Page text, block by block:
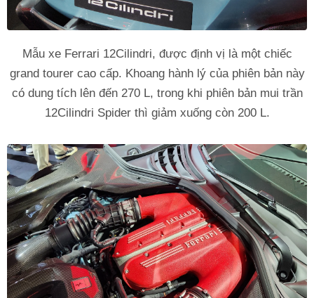
Mẫu xe Ferrari 12Cilindri, được định vị là một chiếc
grand tourer cao cấp. Khoang hành lý của phiên bản này
có dung tích lên đến 270 L, trong khi phiên bản mui trần
12Cilindri Spider thì giảm xuống còn 200 L.